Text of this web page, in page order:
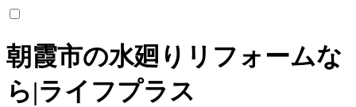
朝霞市の水廻りリフォームな
ら|ライフプラス